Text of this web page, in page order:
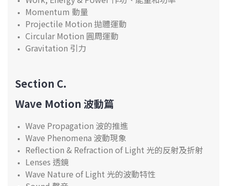
Momentum 動量
Projectile Motion 拋體運動
Circular Motion 圓周運動
Gravitation 引力
Section C.
Wave Motion 波動篇
Wave Propagation 波的推進
Wave Phenomena 波動現象
Reflection & Refraction of Light 光的反射及折射
Lenses 透鏡
Wave Nature of Light 光的波動特性